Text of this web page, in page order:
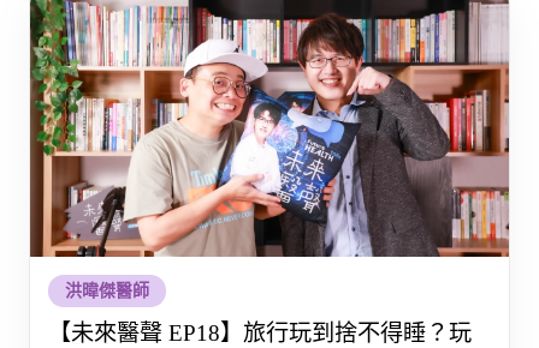
洪暐傑醫師
【未來醫聲 EP18】旅行玩到捨不得睡？玩